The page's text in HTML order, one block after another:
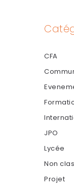
CFA
JPO
Lycée
Non
Projet